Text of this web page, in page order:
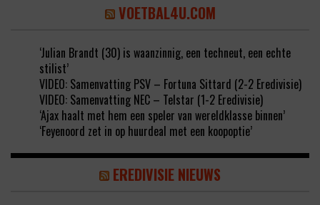
VOETBAL4U.COM
‘Julian Brandt (30) is waanzinnig, een techneut, een echte
stilist’
VIDEO: Samenvatting PSV – Fortuna Sittard (2-2 Eredivisie)
VIDEO: Samenvatting NEC – Telstar (1-2 Eredivisie)
‘Ajax haalt met hem een speler van wereldklasse binnen’
‘Feyenoord zet in op huurdeal met een koopoptie’
EREDIVISIE NIEUWS